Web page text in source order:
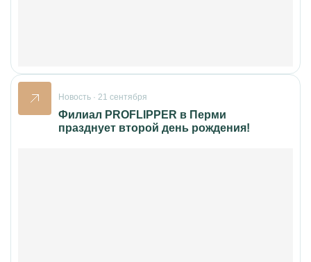
Новость · 21 сентября
Филиал PROFLIPPER в Перми
празднует второй день рождения!